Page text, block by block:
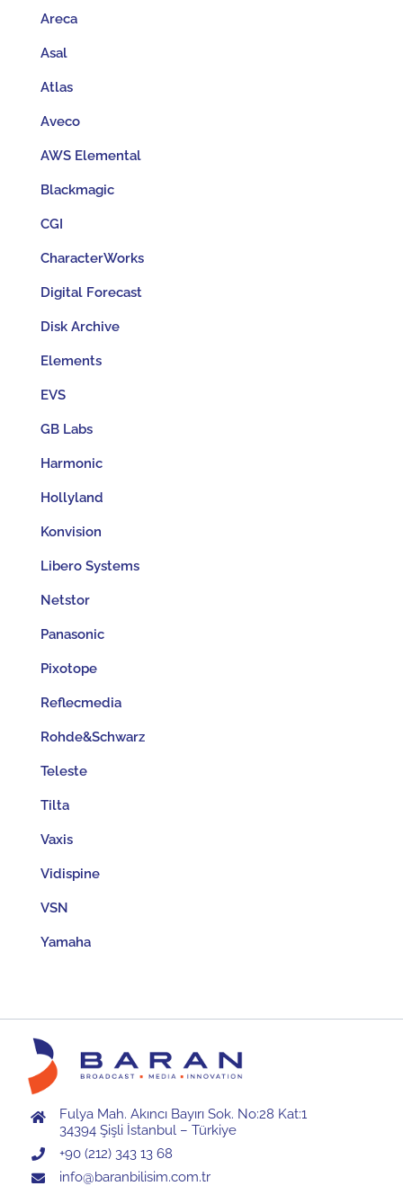
Areca
Asal
Atlas
Aveco
AWS Elemental
Blackmagic
CGI
CharacterWorks
Digital Forecast
Disk Archive
Elements
EVS
GB Labs
Harmonic
Hollyland
Konvision
Libero Systems
Netstor
Panasonic
Pixotope
Reflecmedia
Rohde&Schwarz
Teleste
Tilta
Vaxis
Vidispine
VSN
Yamaha
Fulya Mah. Akıncı Bayırı Sok. No:28 Kat:1
34394 Şişli İstanbul – Türkiye
+90 (212) 343 13 68
info@baranbilisim.com.tr